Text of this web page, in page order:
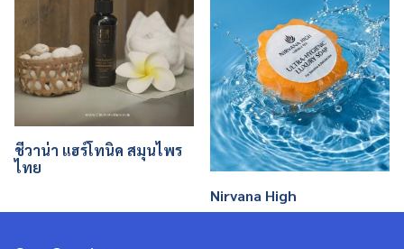
ชีวาน่า แฮร์โทนิค สมุนไพร
ไทย
Nirvana High